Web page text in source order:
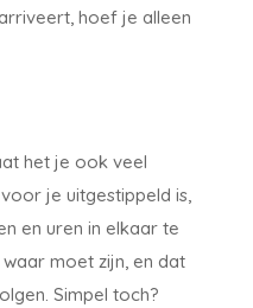
hoef je alleen
het je ook veel
je uitgestippeld is,
en uren in elkaar te
moet zijn, en dat
Simpel toch?